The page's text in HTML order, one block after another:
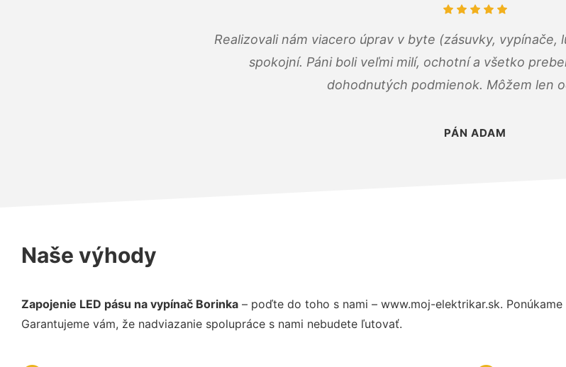
Realizovali nám viacero úprav v byte (zásuvky, vypínače,
spokojní. Páni boli veľmi milí, ochotní a všetko
dohodnutých podmienok. Môžem len
PÁN ADAM
Naše výhody
Zapojenie LED pásu na vypínač Borinka – poďte do toho s nami – www.moj-elektrikar.sk.
Garantujeme vám, že nadviazanie spolupráce s nami nebudete ľutovať.